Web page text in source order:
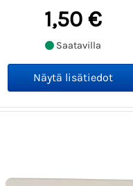
1,50 €
Saatavilla